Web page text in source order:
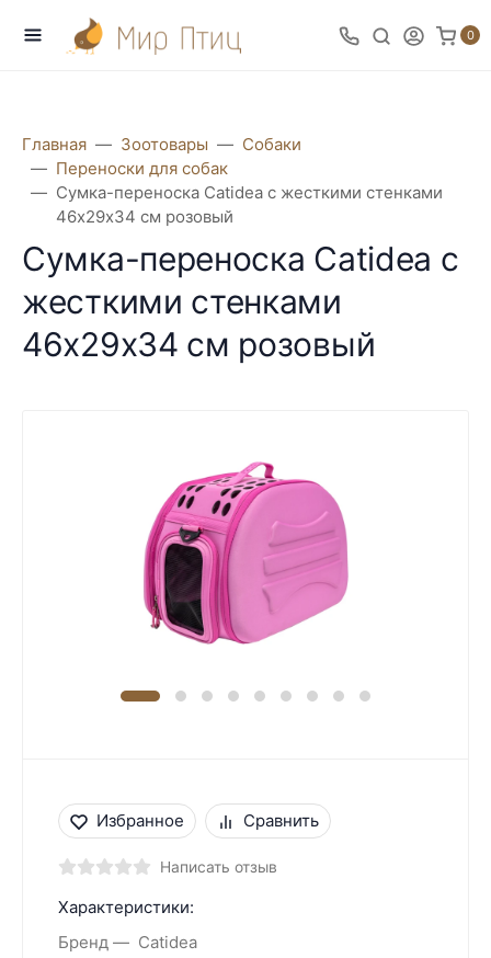
0
Главная Зоотовары
Собаки
Переноски для собак
Сумка-переноска Catidea с жесткими стенками
46х29х34 см розовый
Сумка-переноска Catidea с
жесткими стенками
46х29х34 см розовый
Избранное Сравнить
Написать отзыв
Характеристики:
Бренд
Catidea